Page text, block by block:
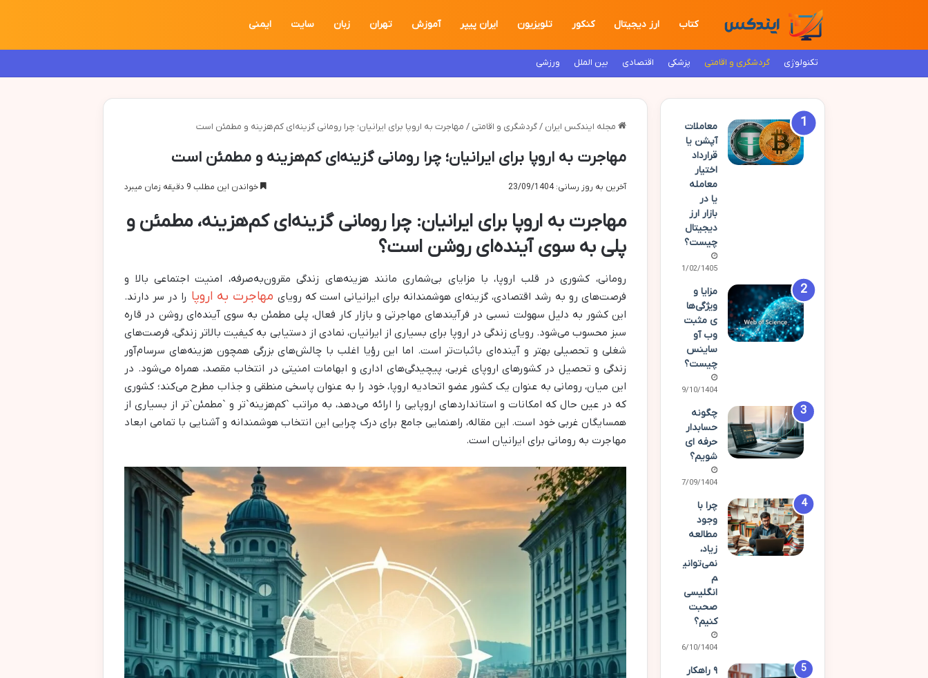
کتاب ارز دیجیتال کنکور تلویزیون ایران پیپر آموزش تهران زبان سایت ایمنی
تکنولوژی گردشگری و اقامتی پزشکی اقتصادی بین الملل ورزشی
مجله ایندکس ایران /گردشگری و اقامتی / مهاجرت به اروپا برای ایرانیان؛ چرا رومانی گزینه‌ای کم‌هزینه و مطمئن است
مهاجرت به اروپا برای ایرانیان؛ چرا رومانی گزینه‌ای کم‌هزینه و مطمئن است
آخرین به روز رسانی: 23/09/1404 خواندن این مطلب 9 دقیقه زمان میبرد
مهاجرت به اروپا برای ایرانیان: چرا رومانی گزینه‌ای کم‌هزینه، مطمئن و
پلی به سوی آینده‌ای روشن است؟
رومانی، کشوری در قلب اروپا، با مزایای بی‌شماری مانند هزینه‌های زندگی مقرون‌به‌صرفه، امنیت اجتماعی بالا و
فرصت‌های رو به رشد اقتصادی، گزینه‌ای هوشمندانه برای ایرانیانی است که رویایمهاجرت به اروپا را در سر دارند.
این کشور به دلیل سهولت نسبی در فرآیندهای مهاجرتی و بازار کار فعال، پلی مطمئن به سوی آینده‌ای روشن در قاره
سبز محسوب می‌شود. رویای زندگی در اروپا برای بسیاری از ایرانیان، نمادی از دستیابی به کیفیت بالاتر زندگی، فرصت‌های
شغلی و تحصیلی بهتر و آینده‌ای باثبات‌تر است. اما این رؤیا اغلب با چالش‌های بزرگی همچون هزینه‌های سرسام‌آور
زندگی و تحصیل در کشورهای اروپای غربی، پیچیدگی‌های اداری و ابهامات امنیتی در انتخاب مقصد، همراه می‌شود. در
این میان، رومانی به عنوان یک کشور عضو اتحادیه اروپا، خود را به عنوان پاسخی منطقی و جذاب مطرح می‌کند؛ کشوری
که در عین حال که امکانات و استانداردهای اروپایی را ارائه می‌دهد، به مراتب `کم‌هزینه`تر و `مطمئن`تر از بسیاری از
همسایگان غربی خود است. این مقاله، راهنمایی جامع برای درک چرایی این انتخاب هوشمندانه و آشنایی با تمامی ابعاد
مهاجرت به رومانی برای ایرانیان است.
معاملات
آپشن یا
قرارداد
اختیار
معامله
یا در
بازار ارز
دیجیتال
چیست؟
21/02/1405
مزایا و
ویژگی‌ها
ی مثبت
وب آو
ساینس
چیست؟
19/10/1404
چگونه
حسابدار
حرفه ای
شویم؟
07/09/1404
چرا با
وجود
مطالعه
زیاد،
نمی‌توانی
م
انگلیسی
صحبت
کنیم؟
06/10/1404
۹ راهکار